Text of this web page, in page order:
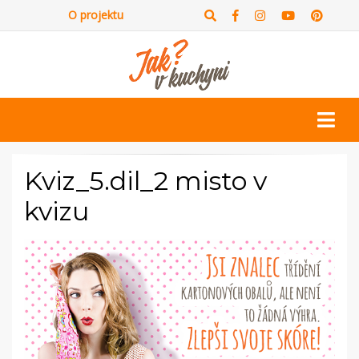
O projektu
Kviz_5.dil_2 misto v
kvizu